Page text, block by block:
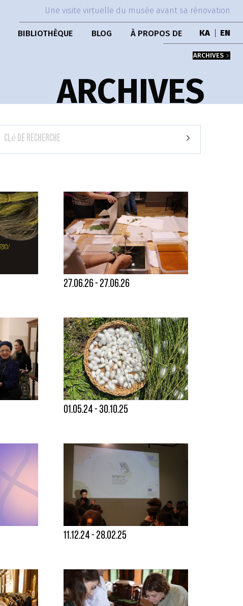
Une visite virtuelle du musée avant sa rénovation
BIBLIOTHÈQUE BLOG À PROPOS DE
HISTOIRE DU MUSÉE
PERSONNES
COLLABORATION
KA EN
ARCHIVES
ARCHIVES
27.06.26 - 27.06.26
01.05.24 - 30.10.25
11.12.24 - 28.02.25